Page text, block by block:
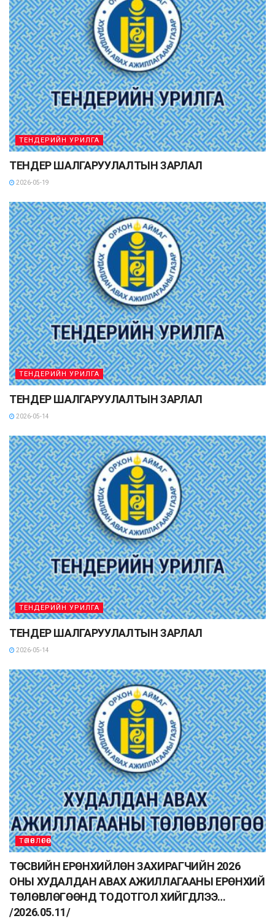
ТЕНДЕРИЙН УРИЛГА
ТЕНДЕР ШАЛГАРУУЛАЛТЫН ЗАРЛАЛ
2026-05-19
ТЕНДЕРИЙН УРИЛГА
ТЕНДЕР ШАЛГАРУУЛАЛТЫН ЗАРЛАЛ
2026-05-14
ТЕНДЕРИЙН УРИЛГА
ТЕНДЕР ШАЛГАРУУЛАЛТЫН ЗАРЛАЛ
2026-05-14
ТӨЛӨВЛӨГӨӨ
ТӨСВИЙН ЕРӨНХИЙЛӨН ЗАХИРАГЧИЙН 2026
ОНЫ ХУДАЛДАН АВАХ АЖИЛЛАГААНЫ ЕРӨНХИЙ
ТӨЛӨВЛӨГӨӨНД ТОДОТГОЛ ХИЙГДЛЭЭ…
/2026.05.11/